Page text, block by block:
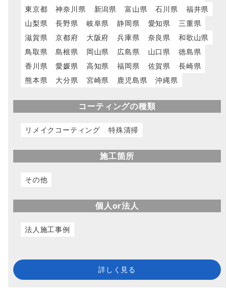
東京都
神奈川県 新潟県 富山県 石川県
福井県
山梨県
長野県 岐阜県 静岡県 愛知県
三重県
滋賀県
京都府 大阪府 兵庫県 奈良県
和歌山県
鳥取県
島根県 岡山県 広島県 山口県
徳島県
香川県
愛媛県 高知県 福岡県 佐賀県
長崎県
熊本県
大分県 宮崎県 鹿児島県 沖縄県
コーティングの種類
リメイクコーティング 特殊清掃
施工箇所
その他
個人or法人
法人施工事例
詳しく見る